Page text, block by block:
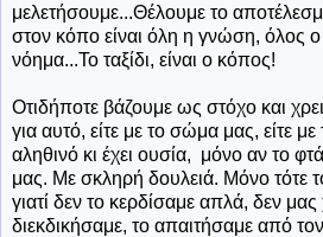
μελετήσουμε...Θέλουμε το
στον κόπο είναι όλη η γνώση, όλος
νόημα...Το ταξίδι, είναι ο κόπος!
Οτιδήποτε βάζουμε ως στόχο και
για αυτό, είτε με το σώμα μας, είτε με
αληθινό κι έχει ουσία, μόνο αν το
μας. Με σκληρή δουλειά. Μόνο τότε
γιατί δεν το κερδίσαμε απλά, δεν
διεκδικήσαμε, το απαιτήσαμε από